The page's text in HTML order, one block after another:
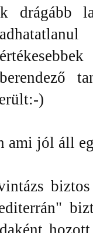
drágább
)
ami jól áll
biztos